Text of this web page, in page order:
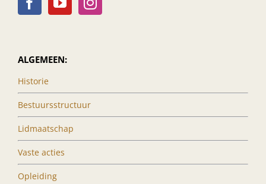
ALGEMEEN:
Historie
Bestuursstructuur
Lidmaatschap
Vaste acties
Opleiding